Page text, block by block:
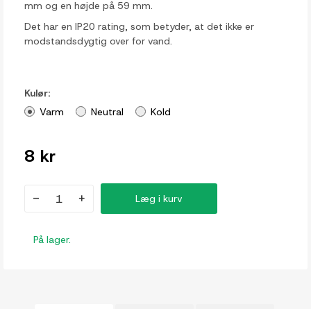
mm og en højde på 59 mm.
Det har en IP20 rating, som betyder, at det ikke er
modstandsdygtig over for vand.
Kulør:
Varm
Neutral Kold
8 kr
- + Læg i kurv
På lager.